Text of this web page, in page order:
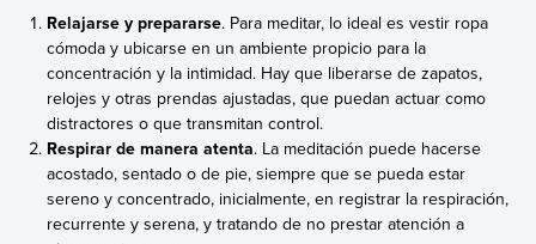
Relajarse y prepararse. Para meditar, lo ideal es vestir ropa
cómoda y ubicarse en un ambiente propicio para la
concentración y la intimidad. Hay que liberarse de zapatos,
relojes y otras prendas ajustadas, que puedan actuar como
distractores o que transmitan control.
Respirar de manera atenta. La meditación puede hacerse
acostado, sentado o de pie, siempre que se pueda estar
sereno y concentrado, inicialmente, en registrar la respiración,
recurrente y serena, y tratando de no prestar atención a